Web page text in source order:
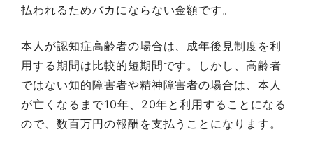
払われるためバカにならない金額です。
本人が認知症高齢者の場合は、成年後見制度を利
用する期間は比較的短期間です。しかし、高齢者
ではない知的障害者や精神障害者の場合は、本人
が亡くなるまで10年、20年と利用することになる
ので、数百万円の報酬を支払うことになります。